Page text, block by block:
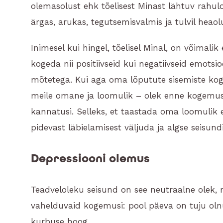
olemasolust ehk tõelisest Minast lähtuv
ärgas, arukas, tegutsemisvalmis ja tulvil
Inimesel kui hingel, tõelisel Minal, on võimalik
kogeda nii positiivseid kui negatiivseid
mõtetega. Kui aga oma lõputute sisemiste
meile omane ja loomulik – olek enne
kannatusi. Selleks, et taastada oma
pidevast läbielamisest väljuda ja algse
Depressiooni olemus
Teadveloleku seisund on see neutraalne
vahelduvaid kogemusi: pool päeva on tuju